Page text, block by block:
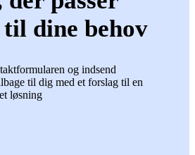
dine behov
og indsend
til dig med et forslag til en
løsning